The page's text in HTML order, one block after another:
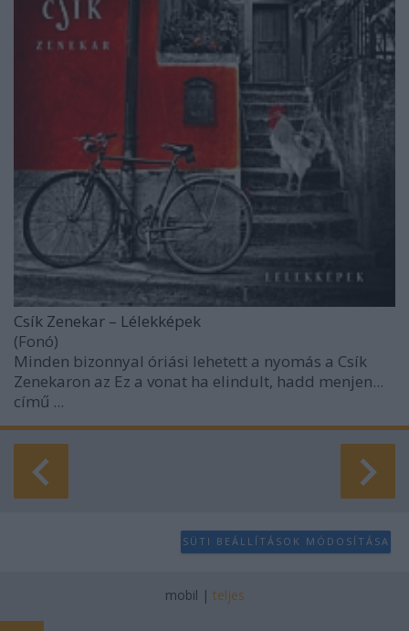
Csík Zenekar – Lélekképek
(Fonó)
Minden bizonnyal óriási lehetett a nyomás a Csík
Zenekaron az Ez a vonat ha elindult, hadd menjen...
című ...
SÜTI BEÁLLÍTÁSOK MÓDOSÍTÁSA
mobil | teljes